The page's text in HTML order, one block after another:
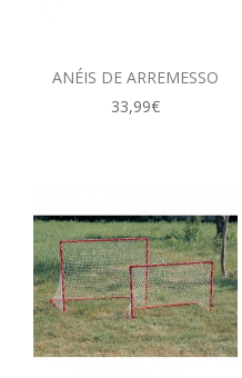
ANÉIS DE ARREMESSO
33,99€